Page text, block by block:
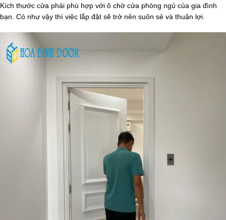
Kích thước cửa phải phù hợp với ô chờ cửa phòng ngủ của gia đình
bạn. Có như vậy thì việc lắp đặt sẽ trở nên suôn sẻ và thuận lợi.